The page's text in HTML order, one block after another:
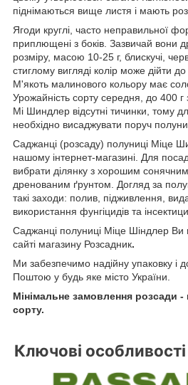
піднімаються вище листя і мають
Ягоди круглі, часто неправильної
приплющені з боків. Зазвичай вони
розміру, масою 10-25 г, блискучі,
стиглому вигляді колір може дійти
М'якоть малинового кольору має
Урожайність сорту середня, до 400 г
Мі Шиндлер відсутні тичинки, тому
необхідно висаджувати поруч
Саджанці (розсаду) полуниці Міце
нашому інтернет-магазині. Для
вибрати ділянку з хорошим сонячним
дренованим ґрунтом. Догляд за
такі заходи: полив, підживлення,
використання фунгіцидів та
Саджанці полуниці Міце Шіндлер
сайті магазину Розсадник.
Ми забезпечимо надійну упаковку і
Поштою у будь яке місто України.
Мінімальне замовлення розсади -
сорту.
Ключові